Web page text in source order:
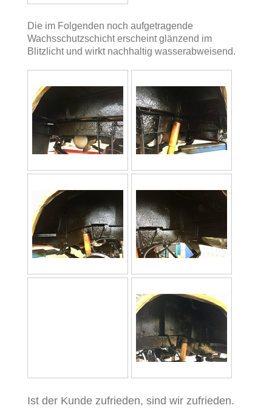
Die im Folgenden noch aufgetragende
Wachsschutzschicht erscheint glänzend im
Blitzlicht und wirkt nachhaltig wasserabweisend.
Ist der Kunde zufrieden, sind wir zufrieden.